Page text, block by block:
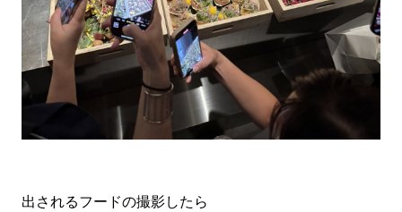
出されるフードの撮影したら